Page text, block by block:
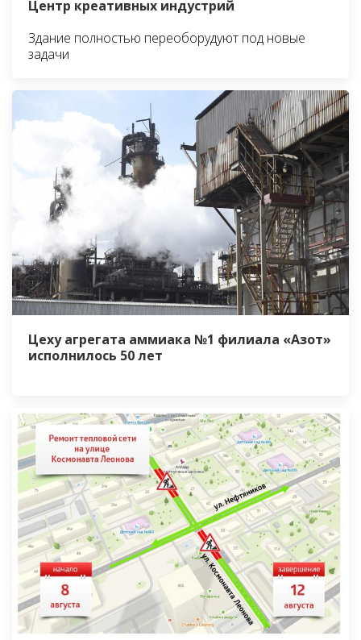
Центр креативных индустрий
Здание полностью переоборудуют под новые
задачи
Цеху агрегата аммиака №1 филиала «Азот»
исполнилось 50 лет